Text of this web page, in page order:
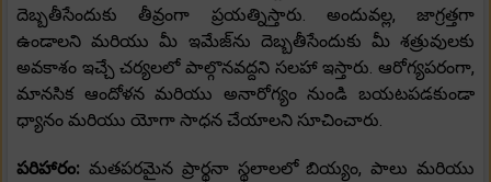
దెబ్బతీసేందుకు తీవ్రంగా ప్రయత్నిస్తారు. అందువల్ల, జాగ్రత్తగా
ఉండాలని మరియు మీ ఇమేజ్‌ను దెబ్బతీసేందుకు మీ శత్రువులకు
అవకాశం ఇచ్చే చర్యలలో పాల్గొనవద్దని సలహా ఇస్తారు. ఆరోగ్యపరంగా,
మానసిక ఆందోళన మరియు అనారోగ్యం నుండి బయటపడకుండా
ధ్యానం మరియు యోగా సాధన చేయాలని సూచించారు.
పరిహారం: మతపరమైన ప్రార్థనా స్థలాలలో బియ్యం, పాలు మరియు